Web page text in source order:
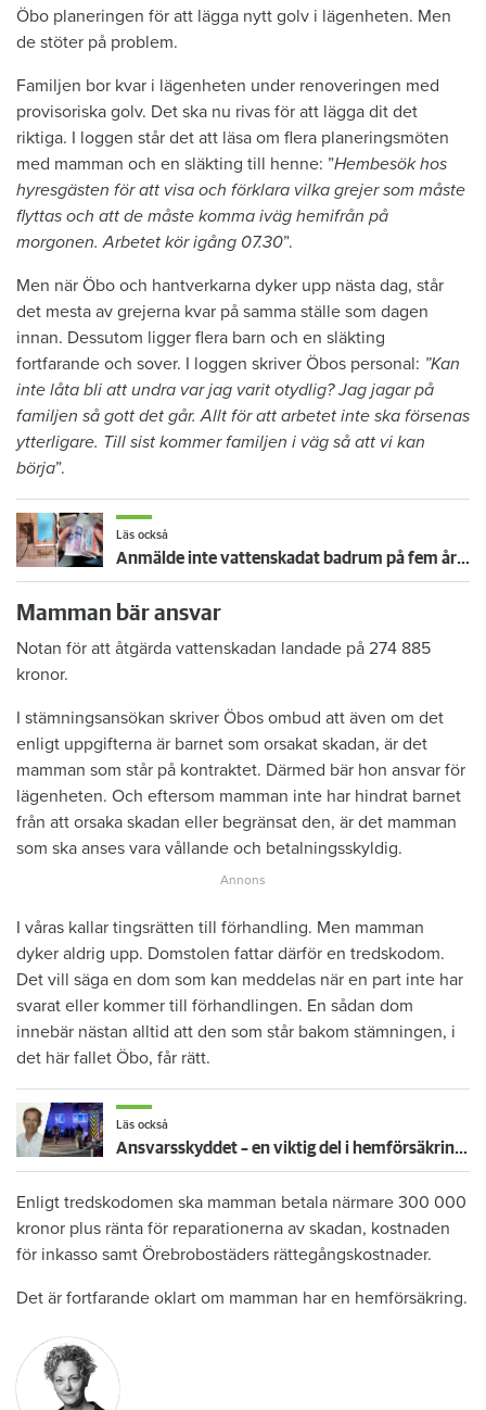
Öbo planeringen för att lägga nytt golv i lägenheten. Men
de stöter på problem.
Familjen bor kvar i lägenheten under renoveringen med
provisoriska golv. Det ska nu rivas för att lägga dit det
riktiga. I loggen står det att läsa om flera planeringsmöten
med mamman och en släkting till henne: ”Hembesök hos
hyresgästen för att visa och förklara vilka grejer som måste
flyttas och att de måste komma iväg hemifrån på
morgonen. Arbetet kör igång 07.30”.
Men när Öbo och hantverkarna dyker upp nästa dag, står
det mesta av grejerna kvar på samma ställe som dagen
innan. Dessutom ligger flera barn och en släkting
fortfarande och sover. I loggen skriver Öbos personal: ”Kan
inte låta bli att undra var jag varit otydlig? Jag jagar på
familjen så gott det går. Allt för att arbetet inte ska försenas
ytterligare. Till sist kommer familjen i väg så att vi kan
börja”.
Läs också
Anmälde inte vattenskadat badrum på fem år – krävs på 125 000 kronor
Mamman bär ansvar
Notan för att åtgärda vattenskadan landade på 274 885
kronor.
I stämningsansökan skriver Öbos ombud att även om det
enligt uppgifterna är barnet som orsakat skadan, är det
mamman som står på kontraktet. Därmed bär hon ansvar för
lägenheten. Och eftersom mamman inte har hindrat barnet
från att orsaka skadan eller begränsat den, är det mamman
som ska anses vara vållande och betalningsskyldig.
I våras kallar tingsrätten till förhandling. Men mamman
dyker aldrig upp. Domstolen fattar därför en tredskodom.
Det vill säga en dom som kan meddelas när en part inte har
svarat eller kommer till förhandlingen. En sådan dom
innebär nästan alltid att den som står bakom stämningen, i
det här fallet Öbo, får rätt.
Läs också
Ansvarsskyddet – en viktig del i hemförsäkringen
Enligt tredskodomen ska mamman betala närmare 300 000
kronor plus ränta för reparationerna av skadan, kostnaden
för inkasso samt Örebrobostäders rättegångskostnader.
Det är fortfarande oklart om mamman har en hemförsäkring.